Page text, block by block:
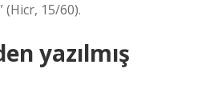
15/60).
yazılmış